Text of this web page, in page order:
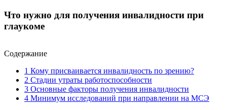
Что нужно для получения инвалидности при
глаукоме
Содержание
1 Кому присваивается инвалидность по зрению?
2 Стадии утраты работоспособности
3 Основные факторы получения инвалидности
4 Минимум исследований при направлении на МСЭ